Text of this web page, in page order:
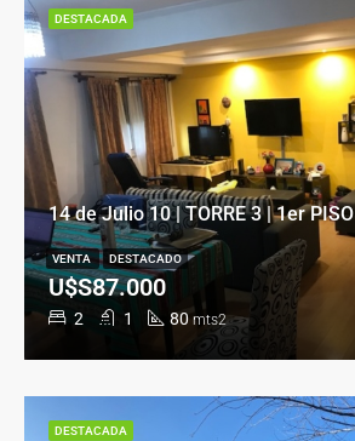
14 de Julio 10 | TORRE 3 | 1er PISO
2 1 80 mts2
U$S87.000
VENTA DESTACADO
DESTACADA
DESTACADA